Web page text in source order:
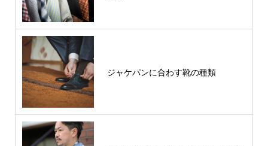
ジャケパンに合わす靴の種類